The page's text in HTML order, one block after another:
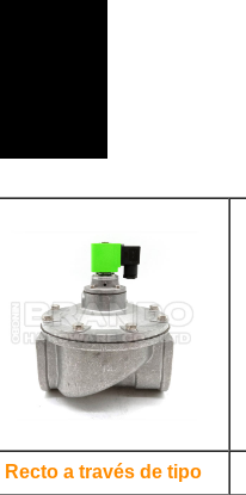
Recto a través de tipo